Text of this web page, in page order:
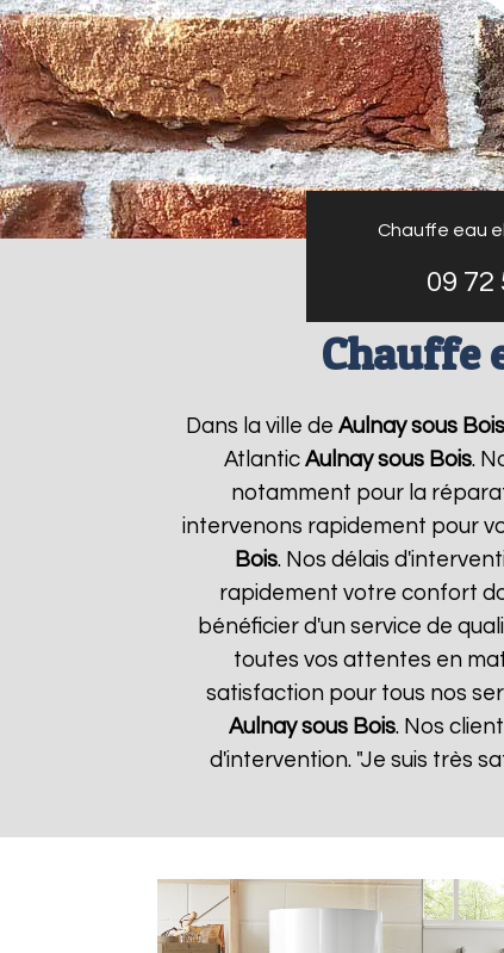
Chauffe eau
09 72
Chauffe
Dans la ville de Aulnay sous Bois
Atlantic Aulnay sous Bois.
notamment pour la
intervenons rapidement pour
Bois. Nos délais
rapidement votre confort
bénéficier d'un service de
toutes vos attentes en
satisfaction pour tous nos
Aulnay sous Bois. Nos
d'intervention. "Je suis très